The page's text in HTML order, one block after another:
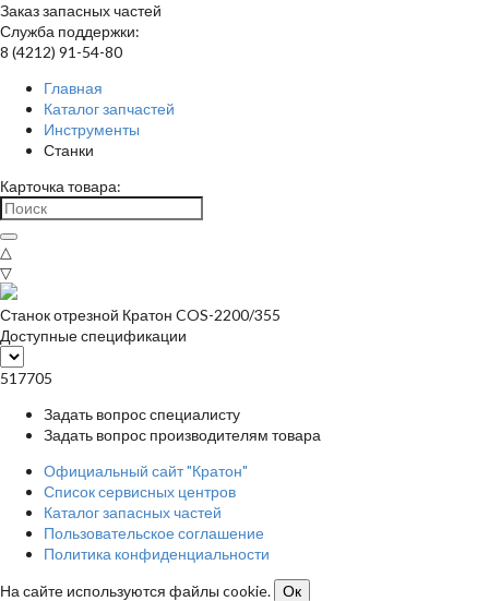
Заказ запасных частей
Служба поддержки:
8 (4212) 91-54-80
Главная
Каталог запчастей
Инструменты
Станки
Карточка товара:
△
▽
Станок отрезной Кратон COS-2200/355
Доступные спецификации
517705
Задать вопрос специалисту
Задать вопрос производителям товара
Официальный сайт "Кратон"
Список сервисных центров
Каталог запасных частей
Пользовательское соглашение
Политика конфиденциальности
На сайте используются файлы cookie.
Ок